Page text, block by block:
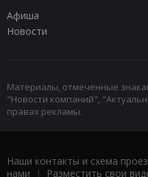
Афиша
Новости
Материалы, отмеченные
"Новости компаний",
правах рекламы.
Наши контакты и схема
нами | Разместить свои